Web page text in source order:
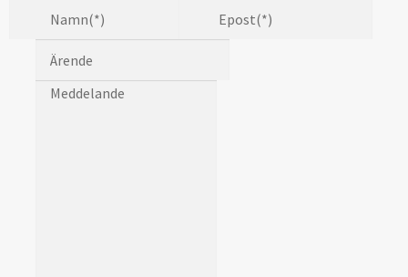
Blogg
Varukorg
Namn(*) Epost(*)
Ärende
Meddelande